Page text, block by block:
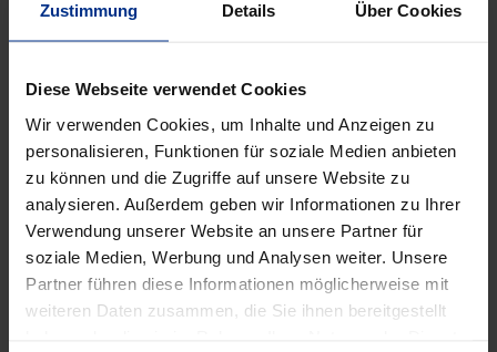
Zustimmung Details Über Cookies
Diese Webseite verwendet Cookies
Wir verwenden Cookies, um Inhalte und Anzeigen zu
personalisieren, Funktionen für soziale Medien anbieten
zu können und die Zugriffe auf unsere Website zu
analysieren. Außerdem geben wir Informationen zu Ihrer
Verwendung unserer Website an unsere Partner für
soziale Medien, Werbung und Analysen weiter. Unsere
Partner führen diese Informationen möglicherweise mit
weiteren Daten zusammen, die Sie ihnen bereitgestellt
Anwendungsklass
e
BD
Ausdehnungskoeff
izient
0,09 mm/mK
Außendurchmess
110 mm